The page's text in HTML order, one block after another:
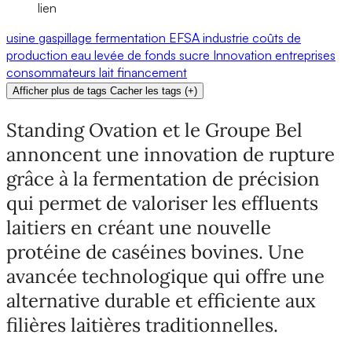
lien
usine gaspillage fermentation EFSA industrie coûts de
production eau levée de fonds sucre Innovation entreprises
consommateurs lait financement
Afficher plus de tags Cacher les tags (+)
Standing Ovation et le Groupe Bel
annoncent une innovation de rupture
grâce à la fermentation de précision
qui permet de valoriser les effluents
laitiers en créant une nouvelle
protéine de caséines bovines. Une
avancée technologique qui offre une
alternative durable et efficiente aux
filières laitières traditionnelles.